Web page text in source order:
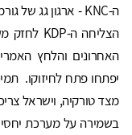
מצד טורקיה, וישראל
בשמירה על מערכת